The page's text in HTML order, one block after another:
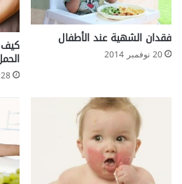
L
i
p
o
م
ر
ا
ض
فقدان الشهية عند الأطفال
20 نوفمبر 2014
28 أكتوبر 2014